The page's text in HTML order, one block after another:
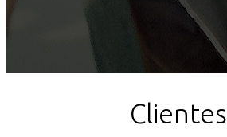
Clientes